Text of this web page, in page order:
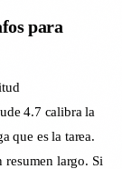
para
4.7 calibra la
que es la tarea.
largo. Si